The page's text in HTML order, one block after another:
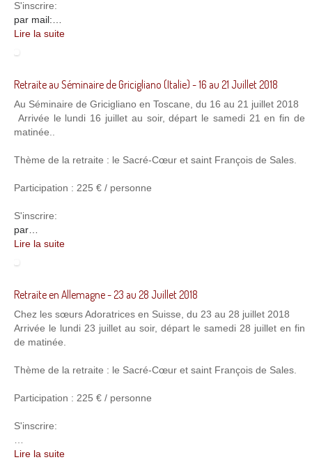
S'inscrire:
par mail:…
Lire la suite
Retraite au Séminaire de Gricigliano (Italie) - 16 au 21 Juillet 2018
Au Séminaire de Gricigliano en Toscane, du 16 au 21 juillet 2018
Arrivée le lundi 16 juillet au soir, départ le samedi 21 en fin de
matinée..
Thème de la retraite : le Sacré-Cœur et saint François de Sales.
Participation : 225 € / personne
S'inscrire:
par…
Lire la suite
Retraite en Allemagne - 23 au 28 Juillet 2018
Chez les sœurs Adoratrices en Suisse, du 23 au 28 juillet 2018
Arrivée le lundi 23 juillet au soir, départ le samedi 28 juillet en fin
de matinée.
Thème de la retraite : le Sacré-Cœur et saint François de Sales.
Participation : 225 € / personne
S'inscrire:
…
Lire la suite